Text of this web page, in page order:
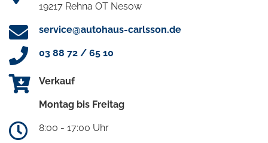
19217 Rehna OT Nesow
service@autohaus-carlsson.de
03 88 72 / 65 10
Verkauf
Montag bis Freitag
8:00 - 17:00 Uhr